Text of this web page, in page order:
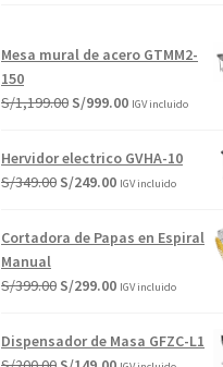
Mesa mural de acero GTMM2-
150
S/1,199.00 El
original
era:
S/999.00El
actual
IGV incluido
Hervidor electrico GVHA-10
S/349.00 El
original
S/349.00.
S/249.00ElIGV incluido
Cortadora de Papas en Espiral
Manual
S/399.00 El
original
era:
S/299.00El
actual
IGV incluido
Dispensador de Masa GFZC-L1